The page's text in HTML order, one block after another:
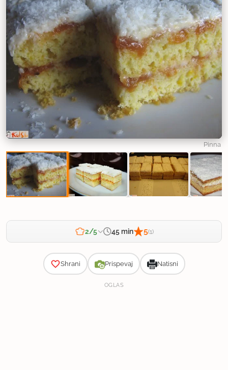
Pinna
2/5 45 min 5(1)
Shrani Prispevaj Natisni
OGLAS